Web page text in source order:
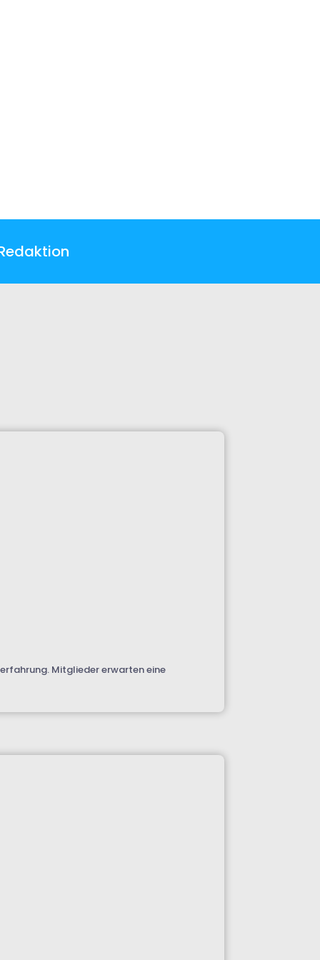
Mitglieder erwarten eine